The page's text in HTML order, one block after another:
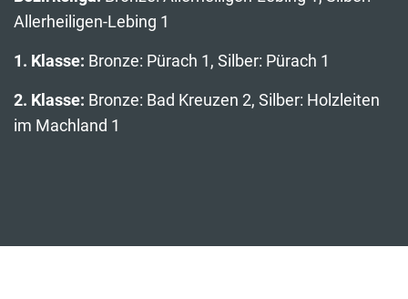
Allerheiligen-Lebing 1
1. Klasse: Bronze: Pürach 1, Silber: Pürach 1
2. Klasse: Bronze: Bad Kreuzen 2, Silber: Holzleiten
im Machland 1